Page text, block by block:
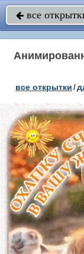
 все
все открытки/